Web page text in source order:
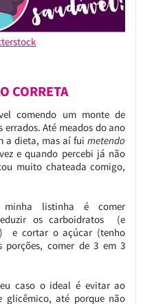
CORRETA
comendo um monte de
Até meados do ano
a dieta, mas aí fuimetendo
e quando percebi já não
muito chateada comigo,
listinha é comer
os carboidratos (e
e cortar o açúcar (tenho
porções, comer de 3 em 3
caso o ideal é evitar ao
glicêmico, até porque não